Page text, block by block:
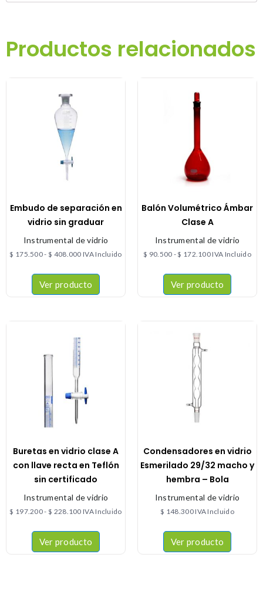
Productos relacionados
Embudo de separación en
vidrio sin graduar
Instrumental de vidrio
$ 175.500- $ 408.000 IVA Incluido
Ver producto
Balón Volumétrico Ámbar
Clase A
Instrumental de vidrio
$ 90.500 -$ 172.100IVA Incluido
Ver producto
Buretas en vidrio clase A
con llave recta en Teflón
sin certificado
Instrumental de vidrio
$ 197.200- $ 228.100 IVA Incluido
Ver producto
Condensadores en vidrio
Esmerilado 29/32 macho y
hembra – Bola
Instrumental de vidrio
$ 148.300IVA Incluido
Ver producto